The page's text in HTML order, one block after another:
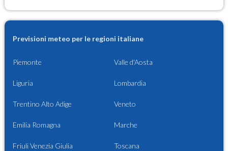
Previsioni meteo per le regioni italiane
Piemonte Valle d'Aosta
Liguria Lombardia
Trentino Alto Adige Veneto
Emilia Romagna Marche
Friuli Venezia Giulia Toscana